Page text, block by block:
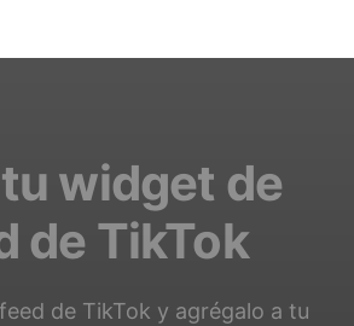
widget de
de TikTok
de TikTok y agrégalo a tu